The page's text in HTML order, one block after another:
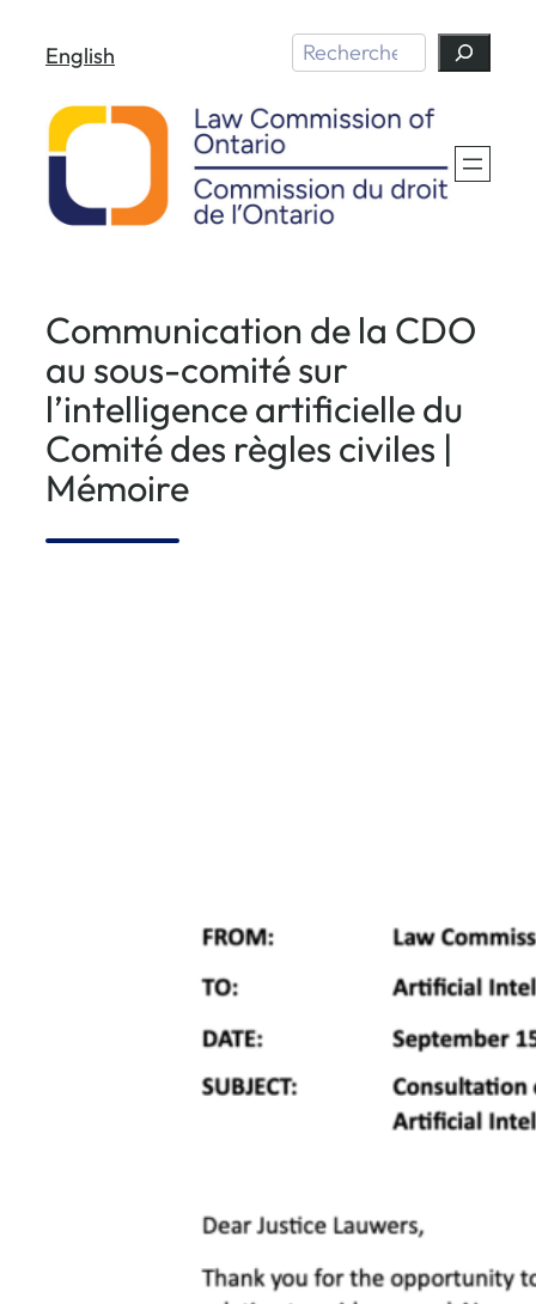
contenu
English Search
Communication de la CDO
au sous-comité sur
l’intelligence artificielle du
Comité des règles civiles |
Mémoire